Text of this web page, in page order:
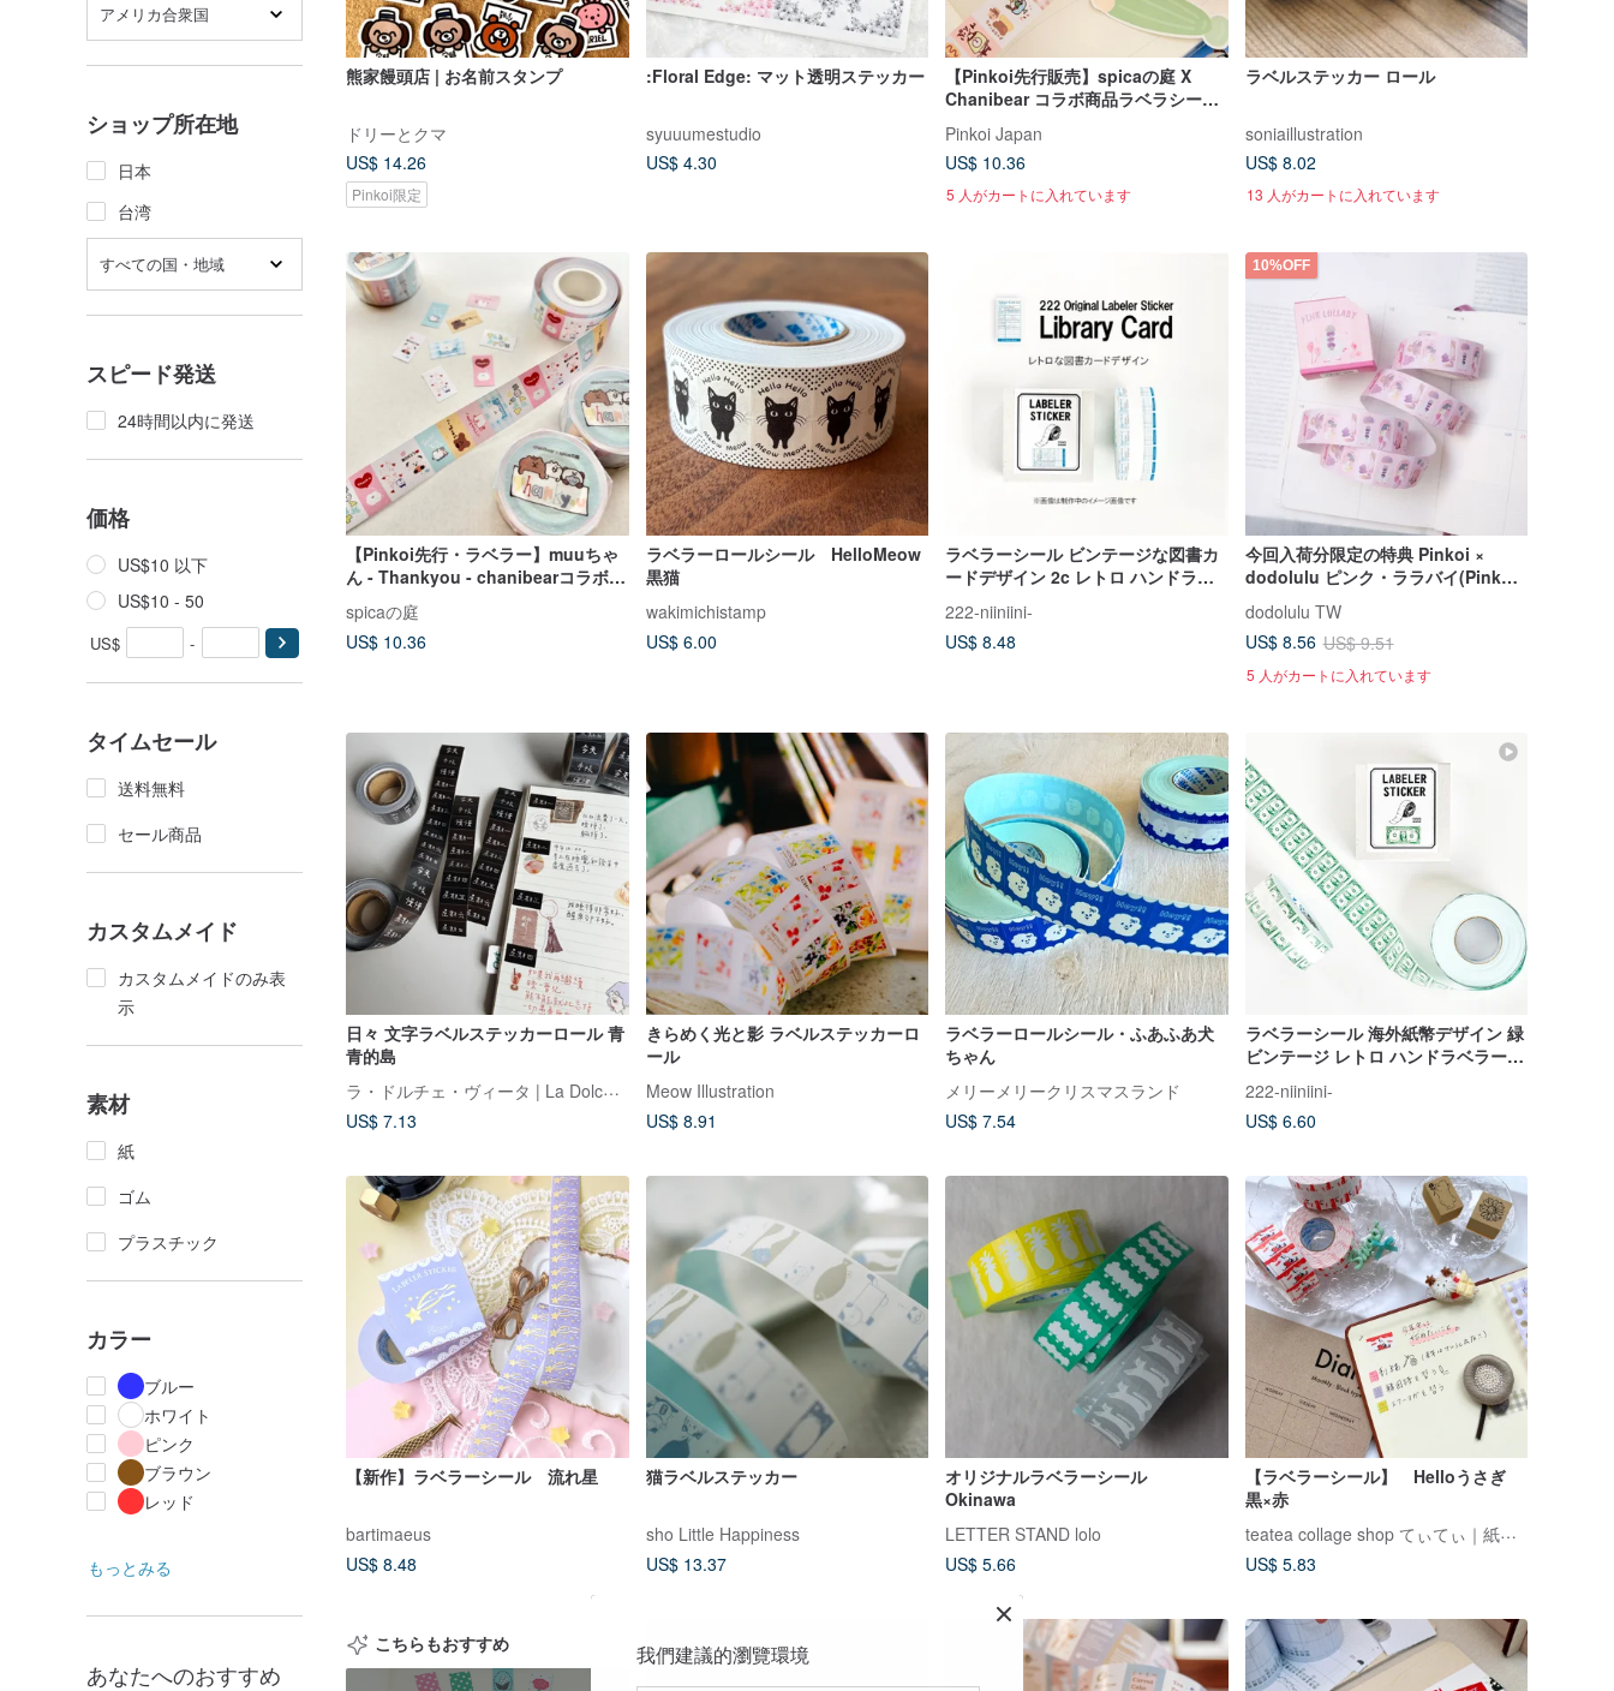
アメリカ合衆国
ショップ所在地
日本
台湾
すべての国・地域
スピード発送
24時間以内に発送
価格
US$10 以下
US$10 - 50
US$ -
タイムセール
送料無料
セール商品
カスタムメイド
カスタムメイドのみ表
示
素材
紙
ゴム
プラスチック
カラー
ブルー
ホワイト
ピンク
ブラウン
レッド
もっとみる
あなたへのおすすめ
熊家饅頭店 | お名前スタンプ
ドリーとクマ
US$ 14.26
Pinkoi限定
:Floral Edge: マット透明ステッカー
syuuumestudio
US$ 4.30
【Pinkoi先行販売】spicaの庭 X
Chanibear コラボ商品ラベラシール
Pinkoi Japan
US$ 10.36
5 人がカートに入れています
ラベルステッカー ロール
soniaillustration
US$ 8.02
13 人がカートに入れています
【Pinkoi先行・ラベラー】muuちゃ
ん - Thankyou - chanibearコラボレ
ーション | spicaの庭
spicaの庭
US$ 10.36
ラベラーロールシール HelloMeow
黒猫
wakimichistamp
US$ 6.00
ラベラーシール ビンテージな図書カ
ードデザイン 2c レトロ ハンドラベ
222-niiniini-
US$ 8.48
10%OFF
今回入荷分限定の特典 Pinkoi ×
dodolulu ピンク・ララバイ(Pink
dodolulu TW
US$ 8.56 US$ 9.51
5 人がカートに入れています
日々 文字ラベルステッカーロール 青
青的島
ラ・ドルチェ・ヴィータ | La Dolce Vita
US$ 7.13
きらめく光と影 ラベルステッカーロ
ール
Meow Illustration
US$ 8.91
ラベラーロールシール・ふあふあ犬
ちゃん
メリーメリークリスマスランド
US$ 7.54
ラベラーシール 海外紙幣デザイン 緑
ビンテージ レトロ ハンドラベラーロ
222-niiniini-
US$ 6.60
【新作】ラベラーシール 流れ星
bartimaeus
US$ 8.48
猫ラベルステッカー
sho Little Happiness
US$ 13.37
オリジナルラベラーシール
Okinawa
LETTER STAND lolo
US$ 5.66
【ラベラーシール】 Helloうさぎ
黒×赤
teatea collage shop てぃてぃ｜紙もの・ステッカー
US$ 5.83
こちらもおすすめ 我們建議的瀏覽環境